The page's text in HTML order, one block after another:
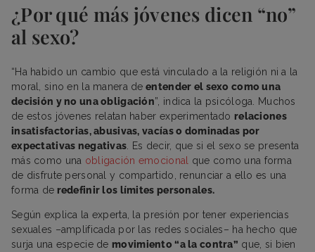
¿Por qué más jóvenes dicen “no”
al sexo?
“Ha habido un cambio que está vinculado a la religión ni a la
moral, sino en la manera de entender el sexo como una
decisión y no una obligación”, indica la psicóloga. Muchos
de estos jóvenes relatan haber experimentado relaciones
insatisfactorias, abusivas, vacías o dominadas por
expectativas negativas . Es decir, que si el sexo se presenta
más como una obligación emocional
que como una forma
de disfrute personal y compartido, renunciar a ello es una
forma de redefinir los límites personales.
Según explica la experta, la presión por tener experiencias
sexuales –amplificada por las redes sociales– ha hecho que
surja una especie demovimiento “a la contra” que, si bien